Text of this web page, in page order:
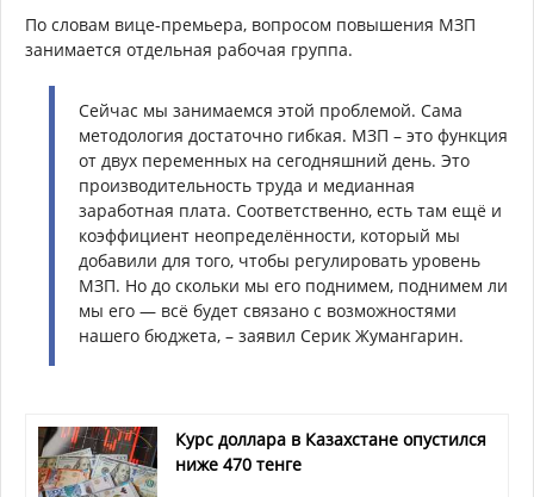
По словам вице-премьера, вопросом повышения МЗП
занимается отдельная рабочая группа.
Сейчас мы занимаемся этой проблемой. Сама
методология достаточно гибкая. МЗП – это функция
от двух переменных на сегодняшний день. Это
производительность труда и медианная
заработная плата. Соответственно, есть там ещё и
коэффициент неопределённости, который мы
добавили для того, чтобы регулировать уровень
МЗП. Но до скольки мы его поднимем, поднимем ли
мы его — всё будет связано с возможностями
нашего бюджета, – заявил Серик Жумангарин.
Курс доллара в Казахстане опустился
ниже 470 тенге